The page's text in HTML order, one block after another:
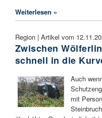
Weiterlesen »
Region | Artikel vom
Zwischen
schnell in die
Auch
mit